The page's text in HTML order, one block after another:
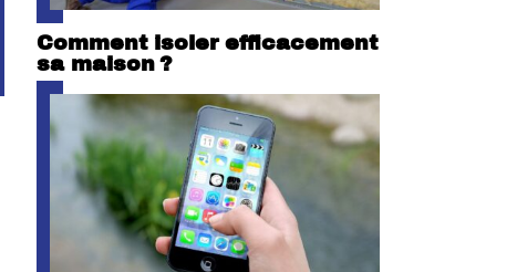
Comment isoler efficacement
sa maison ?